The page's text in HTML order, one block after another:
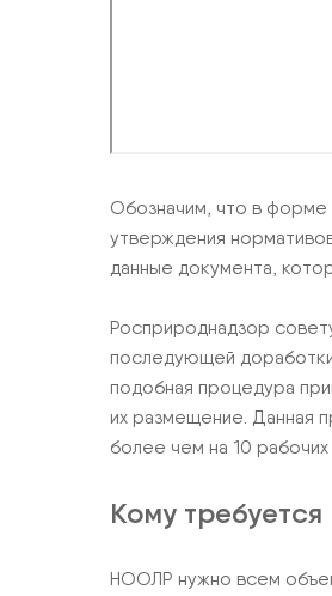
Обозначим, что в форме
утверждения
данные документа,
Росприроднадзор
последующей
подобная процедура
их размещение. Данная
более чем на 10
Кому
НООЛР нужно всем